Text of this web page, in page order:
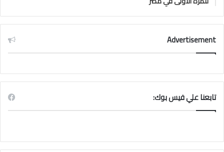
Advertisement
تابعنا علي فيس بوك: